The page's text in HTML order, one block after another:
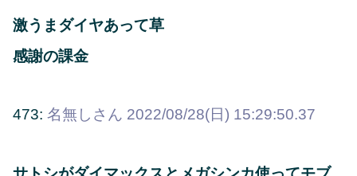
激うまダイヤあって草
感謝の課金
473: 名無しさん 2022/08/28(日) 15:29:50.37